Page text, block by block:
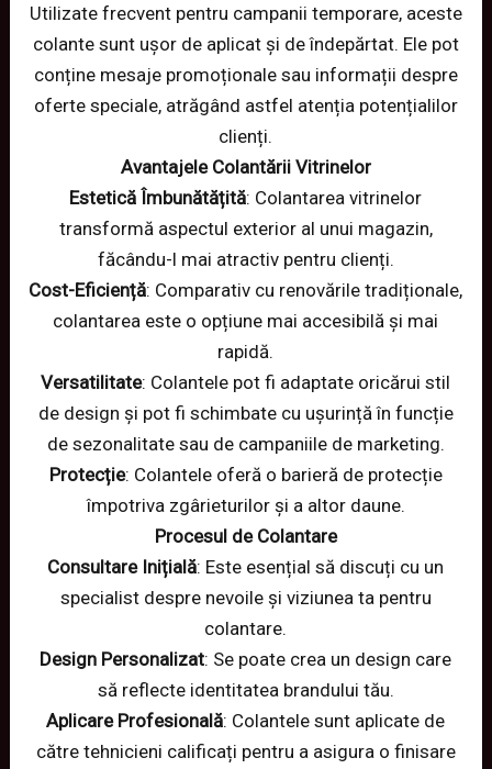
Utilizate frecvent pentru campanii temporare, aceste
colante sunt ușor de aplicat și de îndepărtat. Ele pot
conține mesaje promoționale sau informații despre
oferte speciale, atrăgând astfel atenția potențialilor
clienți.
Avantajele Colantării Vitrinelor
Estetică Îmbunătățită: Colantarea vitrinelor
transformă aspectul exterior al unui magazin,
făcându-l mai atractiv pentru clienți.
Cost-Eficiență: Comparativ cu renovările tradiționale,
colantarea este o opțiune mai accesibilă și mai
rapidă.
Versatilitate: Colantele pot fi adaptate oricărui stil
de design și pot fi schimbate cu ușurință în funcție
de sezonalitate sau de campaniile de marketing.
Protecție: Colantele oferă o barieră de protecție
împotriva zgârieturilor și a altor daune.
Procesul de Colantare
Consultare Inițială: Este esențial să discuți cu un
specialist despre nevoile și viziunea ta pentru
colantare.
Design Personalizat: Se poate crea un design care
să reflecte identitatea brandului tău.
Aplicare Profesională: Colantele sunt aplicate de
către tehnicieni calificați pentru a asigura o finisare